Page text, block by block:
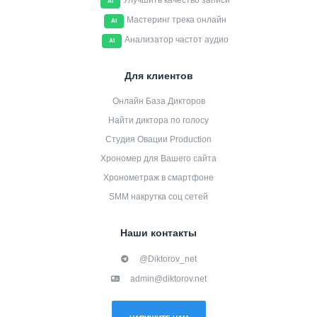
AI Мастеринг трека онлайн
AI Анализатор частот аудио
Для клиентов
Онлайн База Дикторов
Найти диктора по голосу
Студия Овации Production
Хрономер для Вашего сайта
Хронометраж в смартфоне
SMM накрутка соц сетей
Наши контакты
@Diktorov_net
admin@diktorov.net